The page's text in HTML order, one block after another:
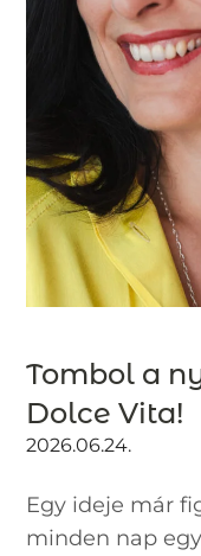
Tombol a
Dolce Vita!
2026.06.24.
Egy ideje már
minden nap